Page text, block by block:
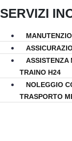
SERVIZI
ASSISTENZA
TRAINO H24
NOLEGGIO
TRASPORTO